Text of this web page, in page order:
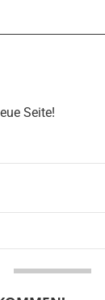
Seite!